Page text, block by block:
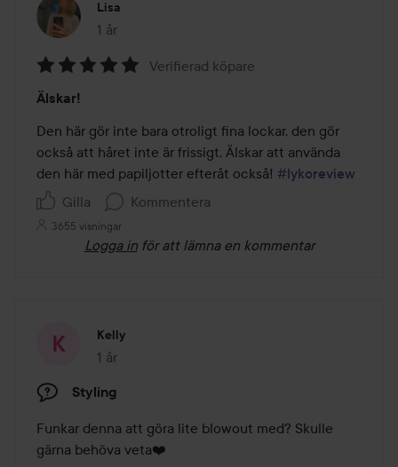
Lisa
1 år
Inlägget skapades 1 år
5
av
5
Verifierad köpare
Älskar!
Den här gör inte bara otroligt fina lockar, den gör
också att håret inte är frissigt. Älskar att använda
den här med papiljotter efteråt också! #lykoreview
Gilla
Kommentera
3655 visningar
Logga in för att lämna en kommentar
Kelly
1 år
Inlägget skapades 1 år
Styling
Funkar denna att göra lite blowout med? Skulle
gärna behöva veta❤️